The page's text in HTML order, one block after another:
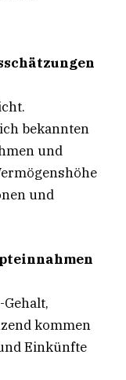
bekannten
und
und
kommen
Einkünfte